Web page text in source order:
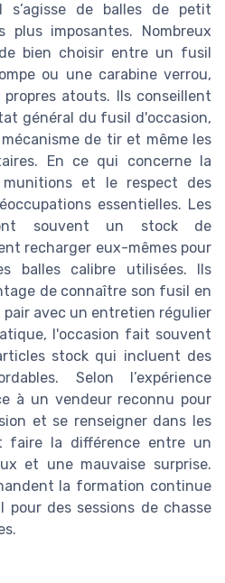
s’agisse de balles de petit
plus imposantes. Nombreux
bien choisir entre un fusil
ou une carabine verrou,
atouts. Ils conseillent
général du fusil d'occasion,
de tir et même les
En ce qui concerne la
et le respect des
essentielles. Les
souvent un stock de
recharger eux-mêmes pour
balles calibre utilisées. Ils
de connaître son fusil en
avec un entretien régulier
l'occasion fait souvent
stock qui incluent des
Selon l’expérience
à un vendeur reconnu pour
et se renseigner dans les
faire la différence entre un
et une mauvaise surprise.
la formation continue
pour des sessions de chasse